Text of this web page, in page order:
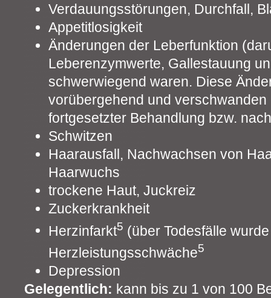
Verdauungsstörungen, Durchfall,
Appetitlosigkeit
Änderungen der Leberfunktion
Leberenzymwerte, Gallestauung
schwerwiegend waren. Diese
vorübergehend und
fortgesetzter Behandlung bzw.
Schwitzen
Haarausfall, Nachwachsen von
Haarwuchs
trockene Haut, Juckreiz
Zuckerkrankheit
Herzinfarkt5 (über Todesfälle
Herzleistungsschwäche5
Depression
Gelegentlich: kann bis zu 1 von 100